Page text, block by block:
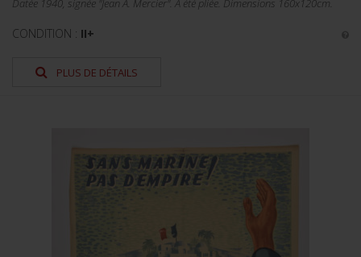
Datée 1940, signée "Jean A. Mercier". A été pliée. Dimensions 160x120cm.
CONDITION : II+
PLUS DE DÉTAILS